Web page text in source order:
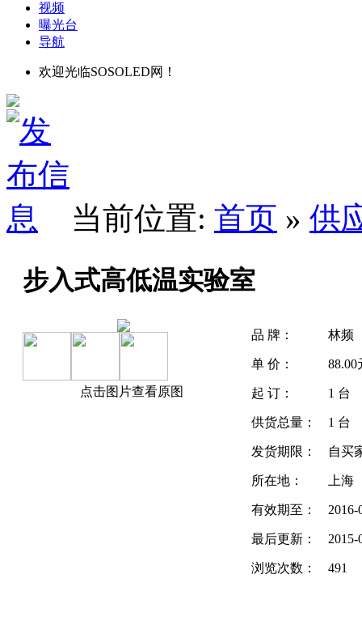
视频
曝光台
导航
欢迎光临SOSOLED网！
当前位置: 首页 » 供
步入式高低温实验室
点击图片查看原图
品 牌： 林频
单 价：
起 订： 1 台
供货总量： 1 台
发货期限： 自买
所在地： 上海
有效期至：
最后更新： 2015-
浏览次数： 491